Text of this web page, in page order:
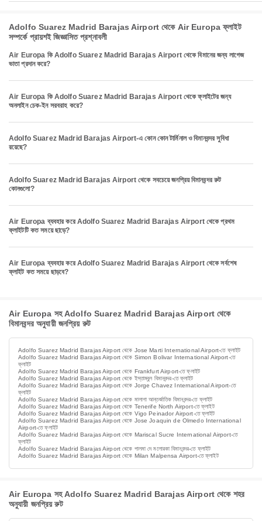
Adolfo Suarez Madrid Barajas Airport থেকে Air Europa ফ্লাইট
সম্পর্কে প্রায়শই জিজ্ঞাসিত প্রশ্নাবলী
Air Europa কি Adolfo Suarez Madrid Barajas Airport থেকে বিমানের জন্য লাগেজ
ভাতা প্রদান করে?
Air Europa কি Adolfo Suarez Madrid Barajas Airport থেকে ফ্লাইটের জন্য
অনলাইন চেক-ইন সরবরাহ করে?
Adolfo Suarez Madrid Barajas Airport-এ কোন কোন টার্মিনাল ও বিমানবন্দর সুবিধা
রয়েছে?
Adolfo Suarez Madrid Barajas Airport থেকে সবচেয়ে জনপ্রিয় বিমানবন্দর রুট
কোনগুলো?
Air Europa ব্যবহার করে Adolfo Suarez Madrid Barajas Airport থেকে প্রথম
ফ্লাইটটি কত সময়ে ছাড়ে?
Air Europa ব্যবহার করে Adolfo Suarez Madrid Barajas Airport থেকে সর্বশেষ
ফ্লাইট কত সময়ে ছাড়বে?
Air Europa সহ Adolfo Suarez Madrid Barajas Airport থেকে
বিমানবন্দর অনুযায়ী জনপ্রিয় রুট
Adolfo Suarez Madrid Barajas Airport থেকে Jose Marti International Airport-তে ফ্লাইট
Adolfo Suarez Madrid Barajas Airport থেকে Simon Bolivar International Airport-তে
ফ্লাইট
Adolfo Suarez Madrid Barajas Airport থেকে Frankfurt Airport-তে ফ্লাইট
Adolfo Suarez Madrid Barajas Airport থেকে ইস্তাম্বুল বিমানবন্দর-তে ফ্লাইট
Adolfo Suarez Madrid Barajas Airport থেকে Jorge Chavez International Airport-তে
ফ্লাইট
Adolfo Suarez Madrid Barajas Airport থেকে মালাগা আন্তর্জাতিক বিমানবন্দর-তে ফ্লাইট
Adolfo Suarez Madrid Barajas Airport থেকে Tenerife North Airport-তে ফ্লাইট
Adolfo Suarez Madrid Barajas Airport থেকে Vigo Peinador Airport-তে ফ্লাইট
Adolfo Suarez Madrid Barajas Airport থেকে Jose Joaquin de Olmedo International
Airport-তে ফ্লাইট
Adolfo Suarez Madrid Barajas Airport থেকে Mariscal Sucre International Airport-তে
ফ্লাইট
Adolfo Suarez Madrid Barajas Airport থেকে পালমা দে মলোরকা বিমানবন্দর-তে ফ্লাইট
Adolfo Suarez Madrid Barajas Airport থেকে Milan Malpensa Airport-তে ফ্লাইট
Air Europa সহ Adolfo Suarez Madrid Barajas Airport থেকে শহর
অনুযায়ী জনপ্রিয় রুট